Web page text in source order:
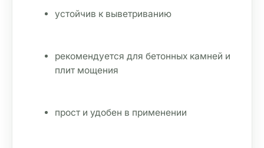
устойчив к выветриванию
рекомендуется для бетонных камней и
плит мощения
прост и удобен в применении